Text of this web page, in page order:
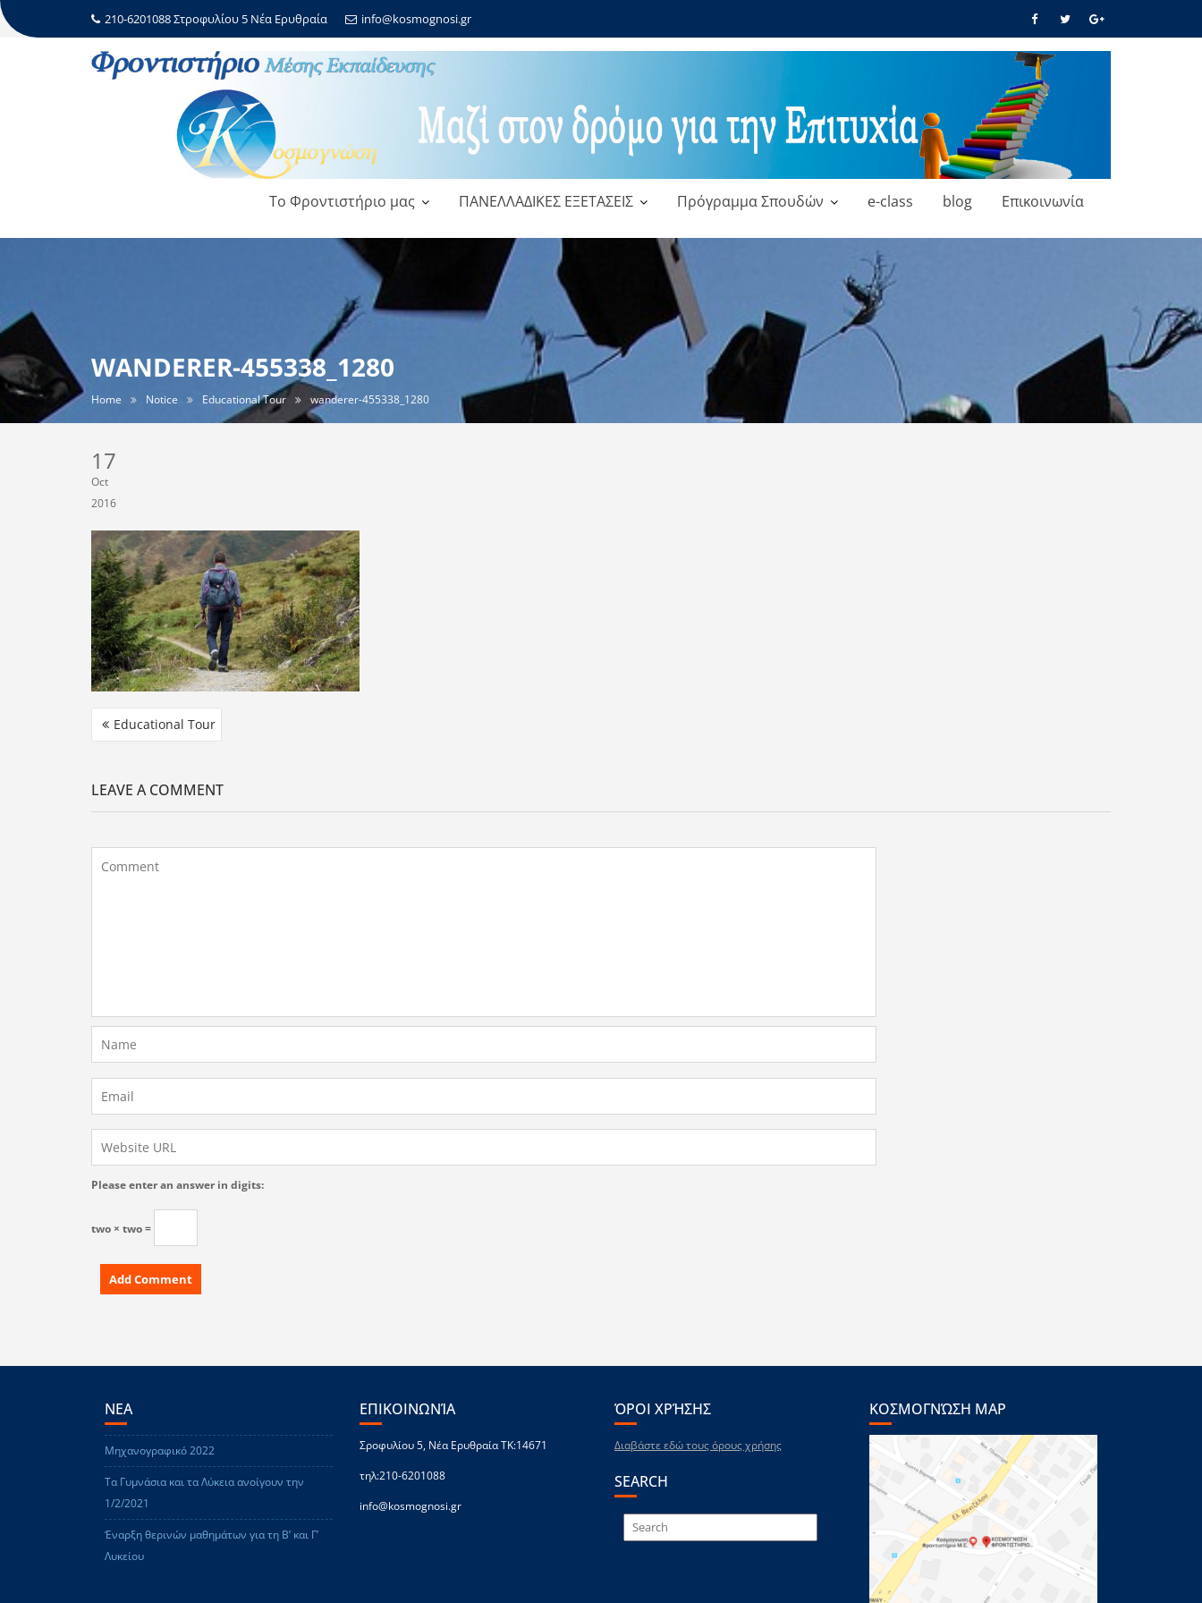
210-6201088 Στροφυλίου 5 Νέα Ερυθραία info@kosmognosi.gr
Το Φροντιστήριο μας ΠΑΝΕΛΛΑΔΙΚΕΣ ΕΞΕΤΑΣΕΙΣ Πρόγραμμα Σπουδών e-class blog Επικοινωνία
WANDERER-455338_1280
Home Notice Educational Tour wanderer-455338_1280
17
Oct
2016
Educational Tour
LEAVE A COMMENT
Please enter an answer in digits:
two × two =
ΝΕΑ
Μηχανογραφικό 2022
Τα Γυμνάσια και τα Λύκεια ανοίγουν την
1/2/2021
Έναρξη θερινών μαθημάτων για τη Β’ και Γ’
Λυκείου
ΕΠΙΚΟΙΝΩΝΊΑ
Σροφυλίου 5, Νέα Ερυθραία ΤΚ:14671
τηλ:210-6201088
info@kosmognosi.gr
ΌΡΟΙ ΧΡΉΣΗΣ
Διαβάστε εδώ τους όρους χρήσης
SEARCH
ΚΟΣΜΟΓΝΏΣΗ MAP